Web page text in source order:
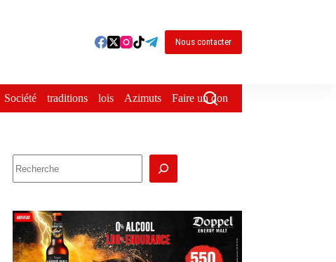
Nous contacter
Société traditions lois Azimuts Faire un don